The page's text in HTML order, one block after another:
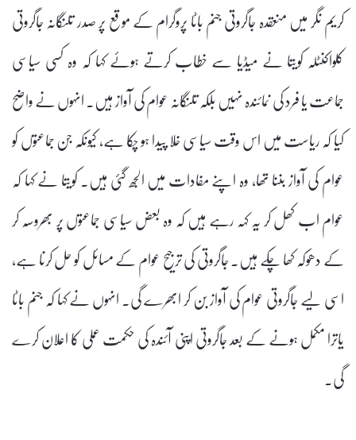
کریم نگر میں منعقدہ جاگروتی جنم باٹا پروگرام کے موقع پر صدر تلنگانہ جاگروتی
کلواکنٹلہ کویتا نے میڈیا سے خطاب کرتے ہوئے کہا کہ وہ کسی سیاسی
جماعت یا فرد کی نمائندہ نہیں بلکہ تلنگانہ عوام کی آواز ہیں۔ انہوں نے واضح
کیا کہ ریاست میں اس وقت سیاسی خلا پیدا ہو چکا ہے، کیونکہ جن جماعتوں کو
عوام کی آواز بننا تھا، وہ اپنے مفادات میں الجھ گئی ہیں۔ کویتا نے کہا کہ
عوام اب کھل کر یہ کہہ رہے ہیں کہ وہ بعض سیاسی جماعتوں پر بھروسہ کر
کے دھوکہ کھا چکے ہیں۔ جاگروتی کی ترجیح عوام کے مسائل کو حل کرنا ہے،
اسی لیے جاگروتی عوام کی آواز بن کر ابھرے گی۔ انہوں نے کہا کہ جنم باٹا
یاترا مکمل ہونے کے بعد جاگروتی اپنی آئندہ کی حکمت عملی کا اعلان کرے
گی۔